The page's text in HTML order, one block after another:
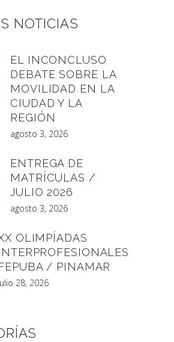
NOTICIAS
EL INCONCLUSO
DEBATE SOBRE LA
MOVILIDAD EN LA
CIUDAD Y LA
REGIÓN
agosto 3, 2026
ENTREGA DE
MATRÍCULAS /
JULIO 2026
agosto 3, 2026
OLIMPÍADAS
/ PINAMAR
28, 2026